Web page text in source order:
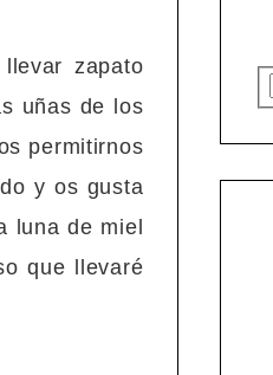
zapato
uñas de los
permitirnos
y os gusta
luna de miel
que llevaré